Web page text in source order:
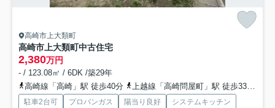
高崎市上大類町
高崎市上大類町中古住宅
2,380万円
- / 123.08㎡ / 6DK /築29年
高崎線「高崎」駅 徒歩40分
上越線「高崎問屋町」駅 徒歩33分
駐車2台可 プロパンガス 陽当り良好
システムキッチン